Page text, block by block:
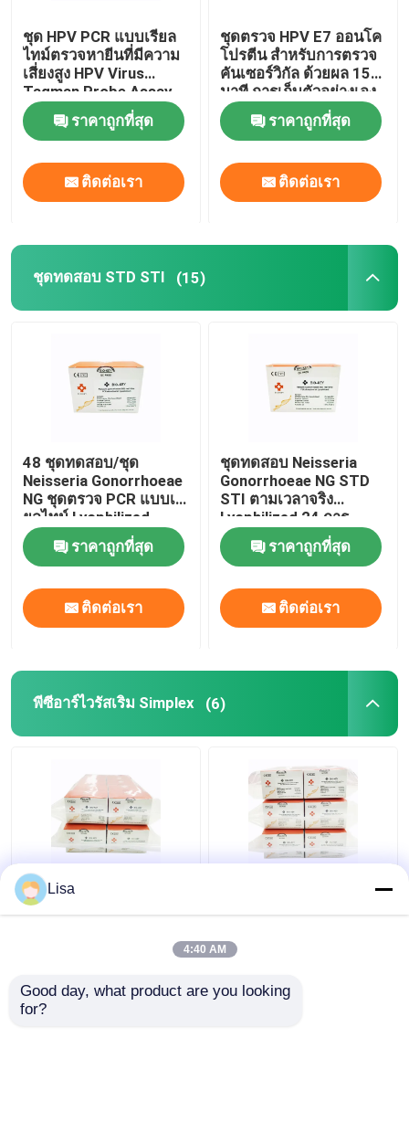
ชุด HPV PCR แบบเรียล
ไทม์ตรวจหายีนที่มีความ
เสี่ยงสูง HPV Virus
Taqman Probe Assay
ราคาถูกที่สุด
ติดต่อเรา
ชุดตรวจ HPV E7 ออนโค
โปรตีน สําหรับการตรวจ
คันเซอร์วิกัล ด้วยผล 15
นาที การเก็บตัวอย่างเอง
และการตรวจพบโปรตีน
เซลมะเร็งโดยตรง
ราคาถูกที่สุด
ติดต่อเรา
ชุดทดสอบ STD STI (15)
48 ชุดทดสอบ/ชุด
Neisseria Gonorrhoeae
NG ชุดตรวจ PCR แบบเรี
ยลไทม์ Lyophilized
ราคาถูกที่สุด
ติดต่อเรา
ชุดทดสอบ Neisseria
Gonorrhoeae NG STD
STI ตามเวลาจริง
Lyophilized 24 การ
ทดสอบ / ชุด
ราคาถูกที่สุด
ติดต่อเรา
พีซีอาร์ไวรัสเริม Simplex (6)
ชุดตรวจหาไวรัส Epstein
Barr EBV PCR แบบเรียล
ชุดตรวจหาไวรัส Epstein
96tests/Kit
Lisa
4:40 AM
Good day, what product are you looking
for?